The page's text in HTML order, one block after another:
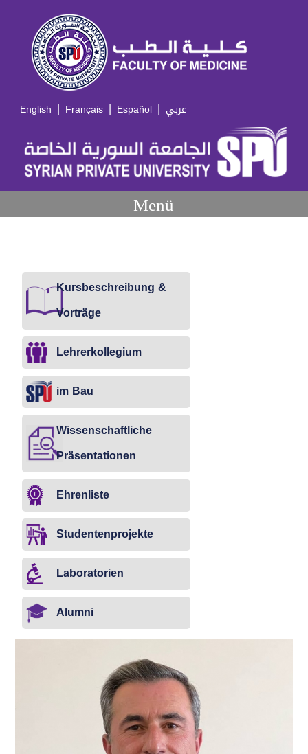
English | Français | Español | عربي
Menü
Kursbeschreibung &
Vorträge
Lehrerkollegium
im Bau
Wissenschaftliche
Präsentationen
Ehrenliste
Studentenprojekte
Laboratorien
Alumni